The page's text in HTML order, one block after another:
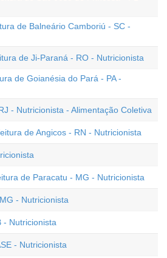
de Balneário Camboriú - SC -
de Ji-Paraná - RO - Nutricionista
de Goianésia do Pará - PA -
- Nutricionista - Alimentação Coletiva
de Angicos - RN - Nutricionista
de Paracatu - MG - Nutricionista
- Nutricionista
- Nutricionista
- Nutricionista